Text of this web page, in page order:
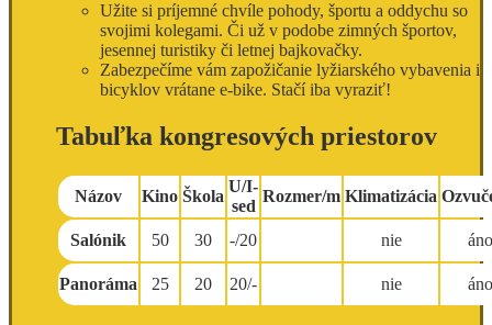
Užite si príjemné chvíle pohody, športu a oddychu so
svojimi kolegami. Či už v podobe zimných športov,
jesennej turistiky či letnej bajkovačky.
Zabezpečíme vám zapožičanie lyžiarského vybavenia i
bicyklov vrátane e-bike. Stačí iba vyraziť!
Tabuľka kongresových priestorov
Názov Kino Škola
U/I-
sed
Rozmer/m Klimatizácia
Salónik 50 30 -/20 nie áno
Panoráma 25 20 20/- nie áno